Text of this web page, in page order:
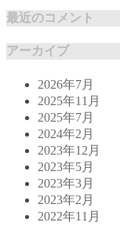
最近のコメント
アーカイブ
2026年7月
2025年11月
2025年7月
2024年2月
2023年12月
2023年5月
2023年3月
2023年2月
2022年11月